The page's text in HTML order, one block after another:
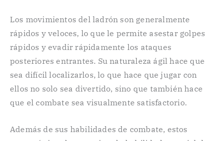
Los movimientos del ladrón son generalmente
rápidos y veloces, lo que le permite asestar golpes
rápidos y evadir rápidamente los ataques
posteriores entrantes. Su naturaleza ágil hace que
sea difícil localizarlos, lo que hace que jugar con
ellos no solo sea divertido, sino que también hace
que el combate sea visualmente satisfactorio.
Además de sus habilidades de combate, estos